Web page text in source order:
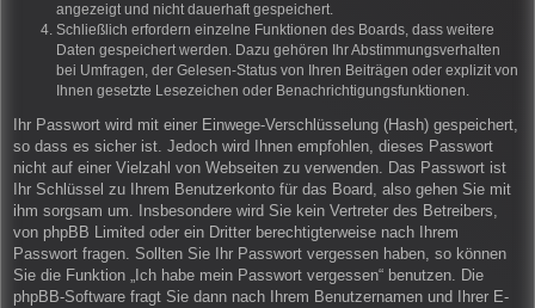
angezeigt und nicht dauerhaft gespeichert.
Schließlich erfordern einzelne Funktionen des Boards, dass weitere
Daten gespeichert werden. Dazu gehören Ihr Abstimmungsverhalten
bei Umfragen, der Gelesen-Status von Ihren Beiträgen oder explizit von
Ihnen gesetzte Lesezeichen oder Benachrichtigungsfunktionen.
Ihr Passwort wird mit einer Einwege-Verschlüsselung (Hash) gespeichert,
so dass es sicher ist. Jedoch wird Ihnen empfohlen, dieses Passwort
nicht auf einer Vielzahl von Webseiten zu verwenden. Das Passwort ist
Ihr Schlüssel zu Ihrem Benutzerkonto für das Board, also gehen Sie mit
ihm sorgsam um. Insbesondere wird Sie kein Vertreter des Betreibers,
von phpBB Limited oder ein Dritter berechtigterweise nach Ihrem
Passwort fragen. Sollten Sie Ihr Passwort vergessen haben, so können
Sie die Funktion „Ich habe mein Passwort vergessen“ benutzen. Die
phpBB-Software fragt Sie dann nach Ihrem Benutzernamen und Ihrer E-